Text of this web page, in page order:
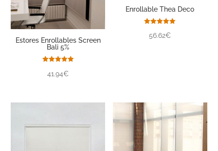
Estores Enrollables Screen
Bali 5%
con
41.94€
Enrollable Thea Deco
con
56.62€